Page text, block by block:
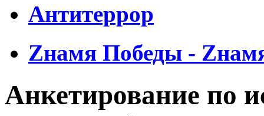
Антитеррор
Zнамя Победы -
Анкетирование по